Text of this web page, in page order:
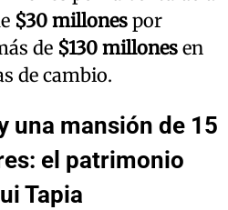
$30 millones por
de $130 millones en
de cambio.
una mansión de 15
el patrimonio
Tapia